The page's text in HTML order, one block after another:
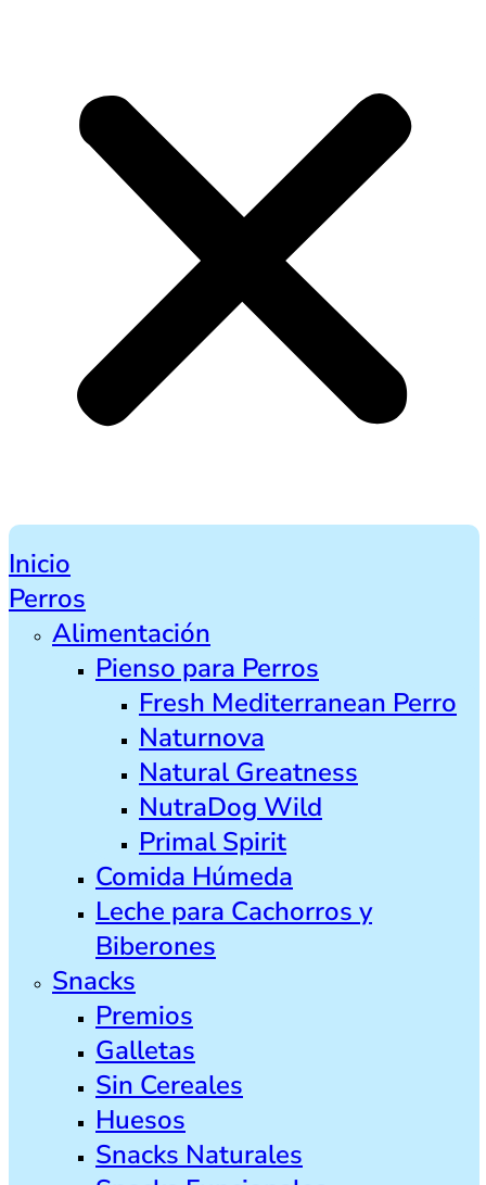
Inicio
Perros
Alimentación
Pienso para Perros
Fresh Mediterranean Perro
Naturnova
Natural Greatness
NutraDog Wild
Primal Spirit
Comida Húmeda
Leche para Cachorros y
Biberones
Snacks
Premios
Galletas
Sin Cereales
Huesos
Snacks Naturales